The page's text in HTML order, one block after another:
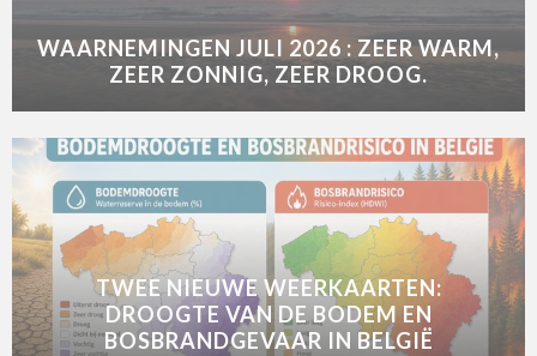
WAARNEMINGEN JULI 2026 : ZEER WARM,
ZEER ZONNIG, ZEER DROOG.
TWEE NIEUWE WEERKAARTEN:
DROOGTE VAN DE BODEM EN
BOSBRANDGEVAAR IN BELGIË